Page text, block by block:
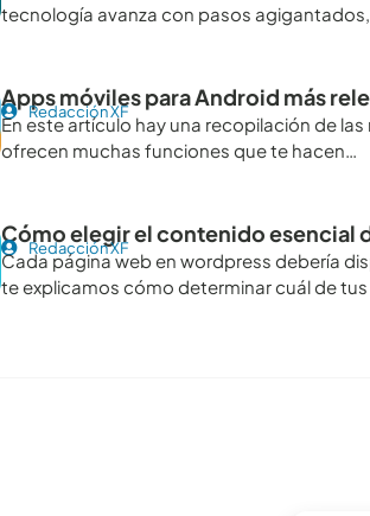
tecnología avanza con pasos agigantados,
Apps móviles para Android más
Redacción XF
En este artículo hay una recopilación de
ofrecen muchas funciones que te hacen…
Cómo elegir el contenido esencial
Redacción XF
Cada página web en wordpress debería
te explicamos cómo determinar cuál de tus